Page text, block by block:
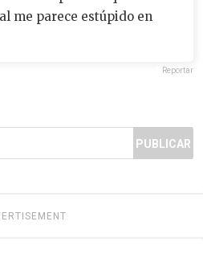
me parece estúpido en
Reportar
PUBLICAR